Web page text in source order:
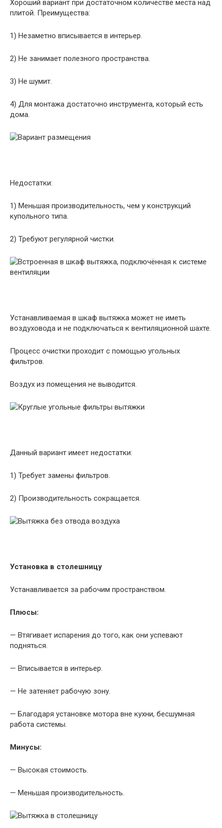
Хороший вариант при достаточном количестве места над
плитой. Преимущества:
1) Незаметно вписывается в интерьер.
2) Не занимает полезного пространства.
3) Не шумит.
4) Для монтажа достаточно инструмента, который есть
дома.
Недостатки:
1) Меньшая производительность, чем у конструкций
купольного типа.
2) Требуют регулярной чистки.
Устанавливаемая в шкаф вытяжка может не иметь
воздуховода и не подключаться к вентиляционной шахте.
Процесс очистки проходит с помощью угольных
фильтров.
Воздух из помещения не выводится.
Данный вариант имеет недостатки:
1) Требует замены фильтров.
2) Производительность сокращается.
Установка в столешницу
Устанавливается за рабочим пространством.
Плюсы:
— Втягивает испарения до того, как они успевают
подняться.
— Вписывается в интерьер.
— Не затеняет рабочую зону.
— Благодаря установке мотора вне кухни, бесшумная
работа системы.
Минусы:
— Высокая стоимость.
— Меньшая производительность.